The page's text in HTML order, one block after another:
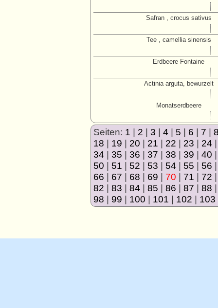
Safran , crocus sativus
Tee , camellia sinensis
Erdbeere Fontaine
Actinia arguta, bewurzelt
Monatserdbeere
Seiten: 1 | 2 | 3 | 4 | 5 | 6 | 7 |
18 | 19 | 20 | 21 | 22 | 23 | 24
34 | 35 | 36 | 37 | 38 | 39 | 40
50 | 51 | 52 | 53 | 54 | 55 | 56
66 | 67 | 68 | 69 | 70 | 71 | 72
82 | 83 | 84 | 85 | 86 | 87 | 88
98 | 99 | 100 | 101 | 102 | 103